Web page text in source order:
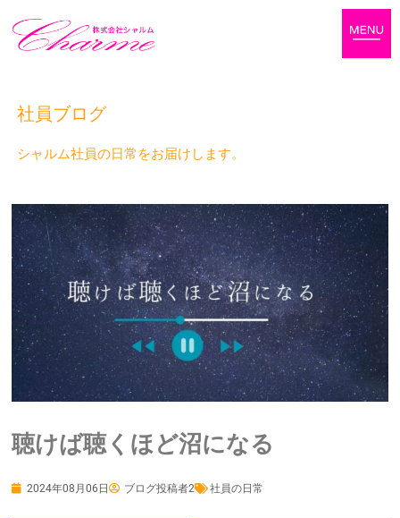
社員ブログ
シャルム社員の日常をお届けします。
聴けば聴くほど沼になる
2024年08月06日 ブログ投稿者2 社員の日常